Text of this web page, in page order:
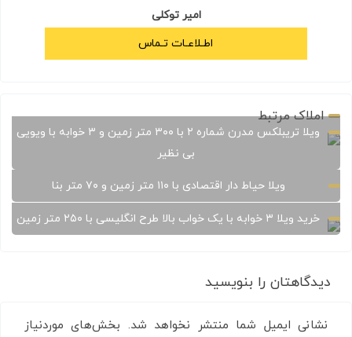
امیر توکلی
اطـلاعـات تـماس
املاک مرتبط
ویلا تریبلکس مدرن شماره ۲ با ۳۰۰ متر زمین و ۳ خوابه با ویویی
بی نظیر
ویلا حیاط دار اقتصادی با ۱۱۰ متر زمین و ۷۰ متر بنا
خرید ویلا ۳ خوابه با یک خواب بالا طرح انگلیسی با ۲۵۰ متر زمین
دیدگاهتان را بنویسید
نشانی ایمیل شما منتشر نخواهد شد. بخش‌های موردنیاز